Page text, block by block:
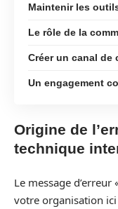
Maintenir les
Le rôle de la
Créer un canal de
Un engagement
Origine de
technique
Le message
votre organisation